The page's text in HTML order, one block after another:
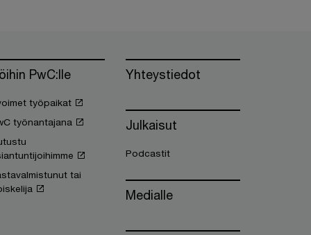
PwC:lle
työpaikat
työnantajana
tai
Yhteystiedot
Julkaisut
Podcastit
Medialle